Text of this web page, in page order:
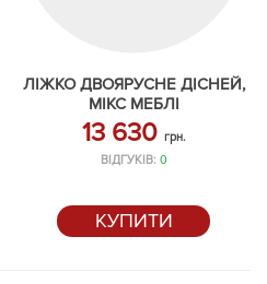
ЛІЖКО ДВОЯРУСНЕ ДІСНЕЙ,
МІКС МЕБЛІ
13 630 грн.
ВІДГУКІВ: 0
КУПИТИ